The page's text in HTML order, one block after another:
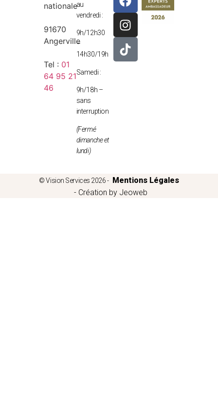
nationale
91670
Angerville
Tel : 01
64 95 21
46
au
vendredi :
9h/12h30
–
14h30/19h
Samedi :
9h/18h –
sans
interruption
(Fermé
dimanche et
lundi)
© Vision Services 2026 -
Mentions Légales
- Création by Jeoweb